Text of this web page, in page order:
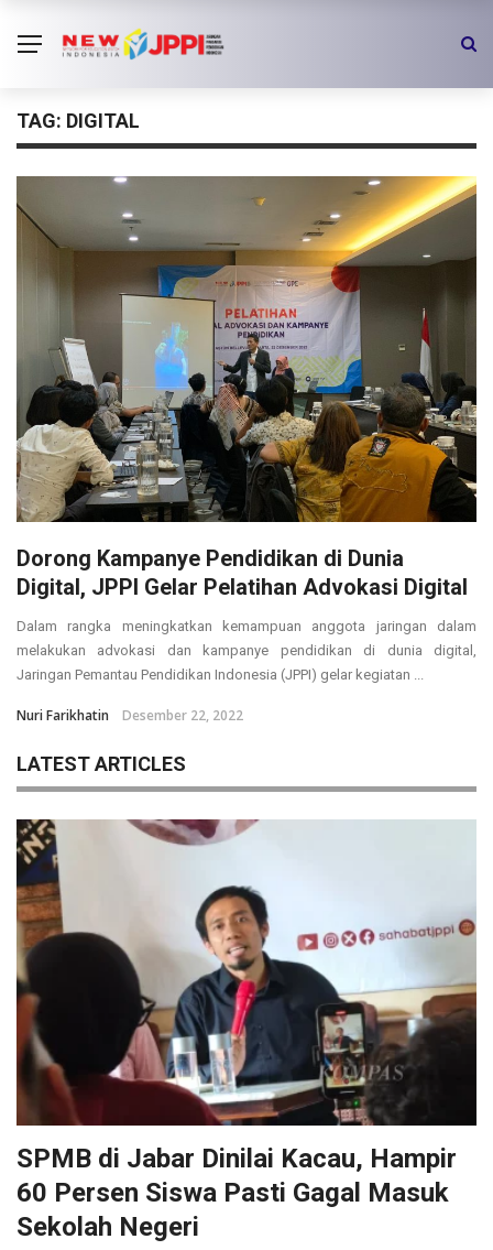
TAG: DIGITAL
Dorong Kampanye Pendidikan di Dunia
Digital, JPPI Gelar Pelatihan Advokasi Digital
Dalam rangka meningkatkan kemampuan anggota jaringan dalam
melakukan advokasi dan kampanye pendidikan di dunia digital,
Jaringan Pemantau Pendidikan Indonesia (JPPI) gelar kegiatan ...
Nuri Farikhatin Desember 22, 2022
LATEST ARTICLES
SPMB di Jabar Dinilai Kacau, Hampir
60 Persen Siswa Pasti Gagal Masuk
Sekolah Negeri